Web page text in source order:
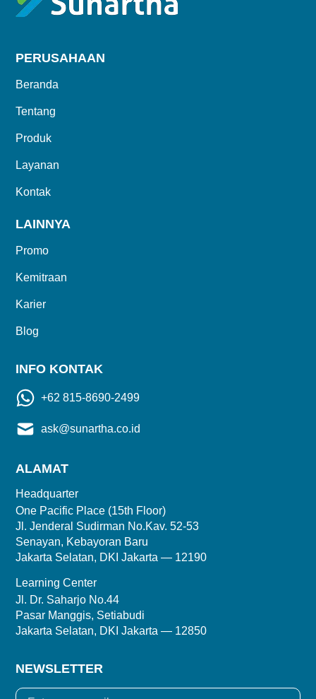
PERUSAHAAN
Beranda
Tentang
Produk
Layanan
Kontak
LAINNYA
Promo
Kemitraan
Karier
Blog
INFO KONTAK
+62 815-8690-2499
ask@sunartha.co.id
ALAMAT
Headquarter
One Pacific Place (15th Floor)
Jl. Jenderal Sudirman No.Kav. 52-53
Senayan, Kebayoran Baru
Jakarta Selatan, DKI Jakarta — 12190
Learning Center
Jl. Dr. Saharjo No.44
Pasar Manggis, Setiabudi
Jakarta Selatan, DKI Jakarta — 12850
NEWSLETTER